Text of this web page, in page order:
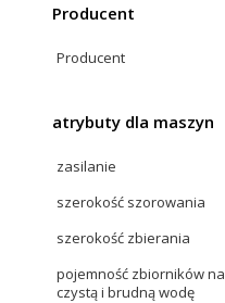
Producent
Producent
atrybuty dla maszyn
zasilanie
szerokość szorowania
szerokość zbierania
pojemność zbiorników na
czystą i brudną wodę